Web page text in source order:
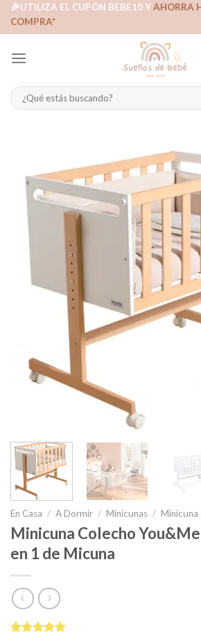
Skip🎉UTILIZA EL CUPÓN BEBE10 YAHORRA
COMPRA*
Buscar
por:
En Casa / A Dormir / Minicunas / Minicuna
Minicuna Colecho
en 1 de Micuna